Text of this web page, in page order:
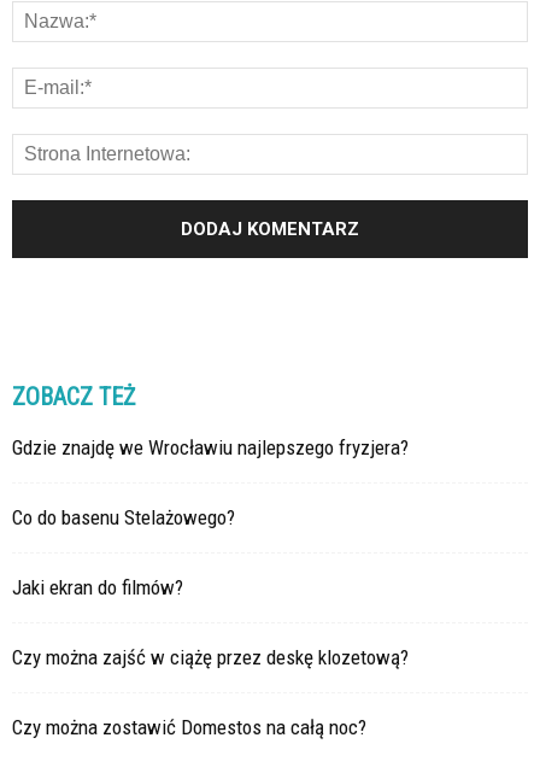
ZOBACZ TEŻ
Gdzie znajdę we Wrocławiu najlepszego fryzjera?
Co do basenu Stelażowego?
Jaki ekran do filmów?
Czy można zajść w ciążę przez deskę klozetową?
Czy można zostawić Domestos na całą noc?